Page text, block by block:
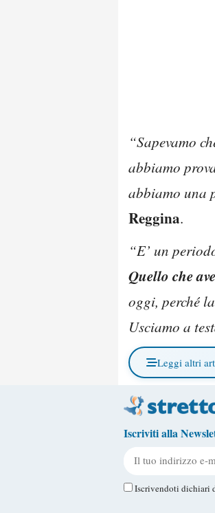
“Sapevamo
abbiamo
abbiamo una
Reggina.
“E’ un
Quello che
oggi, perché
Usciamo a
Leggi altri
Iscriviti alla
Iscrivendoti dichiari